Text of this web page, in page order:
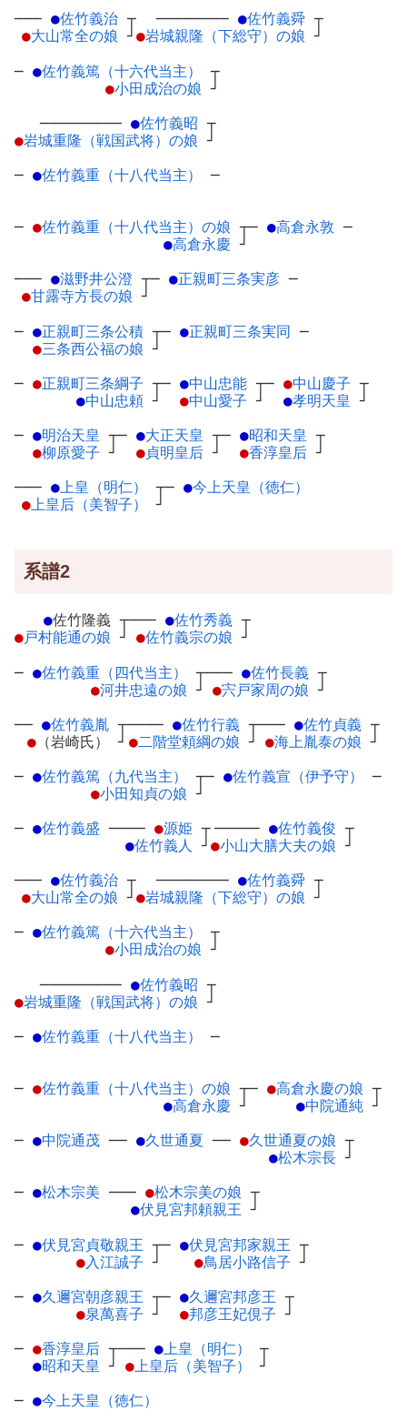
─── ●佐竹義治 ┬
●大山常全の娘 ┘
──────── ●佐竹義舜 ┬
●岩城親隆（下総守）の娘 ┘
─ ●佐竹義篤（十六代当主）
┬
●小田成治の娘 ┘
───────── ●佐竹義昭 ┬
●岩城重隆（戦国武将）の娘 ┘
─ ●佐竹義重（十八代当主） ─
─ ●佐竹義重（十八代当主）の娘 ┬
●高倉永慶 ┘
─ ●高倉永敦 ─
─── ●滋野井公澄 ┬
●甘露寺方長の娘 ┘
─ ●正親町三条実彦 ─
─ ●正親町三条公積 ┬
●三条西公福の娘 ┘
─ ●正親町三条実同 ─
─ ●正親町三条綱子 ┬
●中山忠頼 ┘
─ ●中山忠能 ┬
●中山愛子 ┘
─ ●中山慶子 ┬
●孝明天皇 ┘
─ ●明治天皇 ┬
●柳原愛子 ┘
─ ●大正天皇 ┬
●貞明皇后 ┘
─ ●昭和天皇 ┬
●香淳皇后 ┘
─── ●上皇（明仁）
┬
●上皇后（美智子） ┘
─ ●今上天皇（徳仁）
系譜2
●佐竹隆義 ┬
●戸村能通の娘 ┘
─── ●佐竹秀義 ┬
●佐竹義宗の娘 ┘
─ ●佐竹義重（四代当主）
┬
●河井忠遠の娘 ┘
─── ●佐竹長義 ┬
●宍戸家周の娘 ┘
── ●佐竹義胤 ┬
● （岩崎氏） ┘
──── ●佐竹行義 ┬
●二階堂頼綱の娘 ┘
─── ●佐竹貞義 ┬
●海上胤泰の娘 ┘
─ ●佐竹義篤（九代当主）
┬
●小田知貞の娘 ┘
─ ●佐竹義宣（伊予守） ─
─ ●佐竹義盛 ──── ●源姫 ┬
●佐竹義人 ┘
───── ●佐竹義俊 ┬
●小山大膳大夫の娘 ┘
─── ●佐竹義治 ┬
●大山常全の娘 ┘
──────── ●佐竹義舜 ┬
●岩城親隆（下総守）の娘 ┘
─ ●佐竹義篤（十六代当主）
┬
●小田成治の娘 ┘
───────── ●佐竹義昭 ┬
●岩城重隆（戦国武将）の娘 ┘
─ ●佐竹義重（十八代当主） ─
─ ●佐竹義重（十八代当主）の娘 ┬
●高倉永慶 ┘
─ ●高倉永慶の娘 ┬
●中院通純 ┘
─ ●中院通茂 ── ●久世通夏 ── ●久世通夏の娘 ┬
●松木宗長 ┘
─ ●松木宗美 ─── ●松木宗美の娘 ┬
●伏見宮邦頼親王 ┘
─ ●伏見宮貞敬親王 ┬
●入江誠子 ┘
─ ●伏見宮邦家親王 ┬
●鳥居小路信子 ┘
─ ●久邇宮朝彦親王 ┬
●泉萬喜子 ┘
─ ●久邇宮邦彦王 ┬
●邦彦王妃俔子 ┘
─ ●香淳皇后 ┬
●昭和天皇 ┘
─── ●上皇（明仁）
┬
●上皇后（美智子） ┘
─ ●今上天皇（徳仁）